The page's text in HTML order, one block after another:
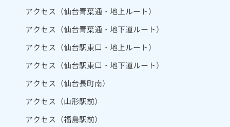
アクセス（仙台青葉通・地上ルート）
アクセス（仙台青葉通・地下道ルート）
アクセス（仙台駅東口・地上ルート）
アクセス（仙台駅東口・地下道ルート）
アクセス（仙台長町南）
アクセス（山形駅前）
アクセス（福島駅前）